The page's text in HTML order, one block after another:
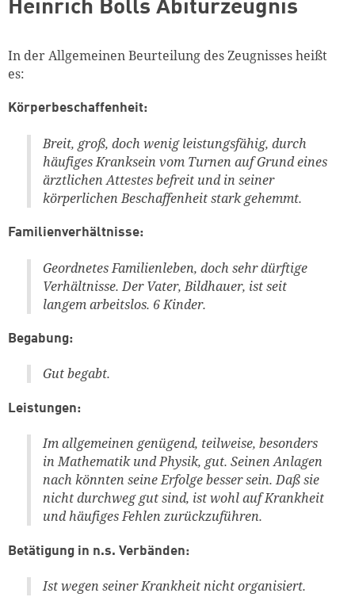
Heinrich Bölls Abiturzeugnis
In der Allgemeinen Beurteilung des Zeugnisses heißt
es:
Körperbeschaffenheit:
Breit, groß, doch wenig leistungsfähig, durch
häufiges Kranksein vom Turnen auf Grund eines
ärztlichen Attestes befreit und in seiner
körperlichen Beschaffenheit stark gehemmt.
Familienverhältnisse:
Geordnetes Familienleben, doch sehr dürftige
Verhältnisse. Der Vater, Bildhauer, ist seit
langem arbeitslos. 6 Kinder.
Begabung:
Gut begabt.
Leistungen:
Im allgemeinen genügend, teilweise, besonders
in Mathematik und Physik, gut. Seinen Anlagen
nach könnten seine Erfolge besser sein. Daß sie
nicht durchweg gut sind, ist wohl auf Krankheit
und häufiges Fehlen zurückzuführen.
Betätigung in n.s. Verbänden:
Ist wegen seiner Krankheit nicht organisiert.
Zum Warenkorb